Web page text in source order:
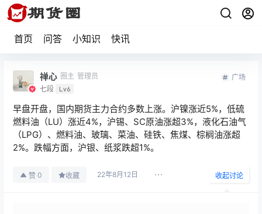
首页 问答 小知识 快讯
禅心 圈主 管理员
七段 Lv6
广场
早盘开盘，国内期货主力合约多数上涨。沪镍涨近5%，低硫
燃料油（LU）涨近4%，沪锡、SC原油涨超3%，液化石油气
（LPG）、燃料油、玻璃、菜油、硅铁、焦煤、棕榈油涨超
2%。跌幅方面，沪银、纸浆跌超1%。
赞 0 收藏 22年8月12日 收起讨论